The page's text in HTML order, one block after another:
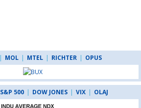
| MOL | MTEL | RICHTER | OPUS
S&P 500 | DOW JONES | VIX | OLAJ